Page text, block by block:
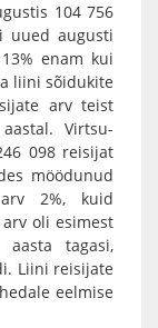
104 756
uued augusti
enam kui
liini sõidukite
arv teist
Virtsu-
098 reisijat
möödunud
2%, kuid
oli esimest
tagasi,
Liini reisijate
eelmise